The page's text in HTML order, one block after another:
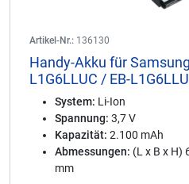
Artikel-Nr.: 136130
Handy-Akku für
L1G6LLUC / EB-L1G6LLU
System: Li-Ion
Spannung: 3,7 V
Kapazität: 2.100 mAh
Abmessungen: (L x B x H)
mm